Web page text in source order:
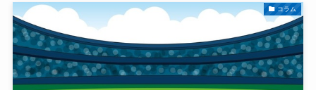
コラム